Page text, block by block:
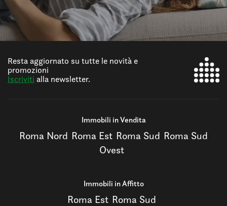
Resta aggiornato su tutte le novità e
promozioni
Iscriviti alla newsletter.
Immobili in Vendita
Roma Nord Roma Est Roma Sud Roma Sud
Ovest
Immobili in Affitto
Roma Est Roma Sud